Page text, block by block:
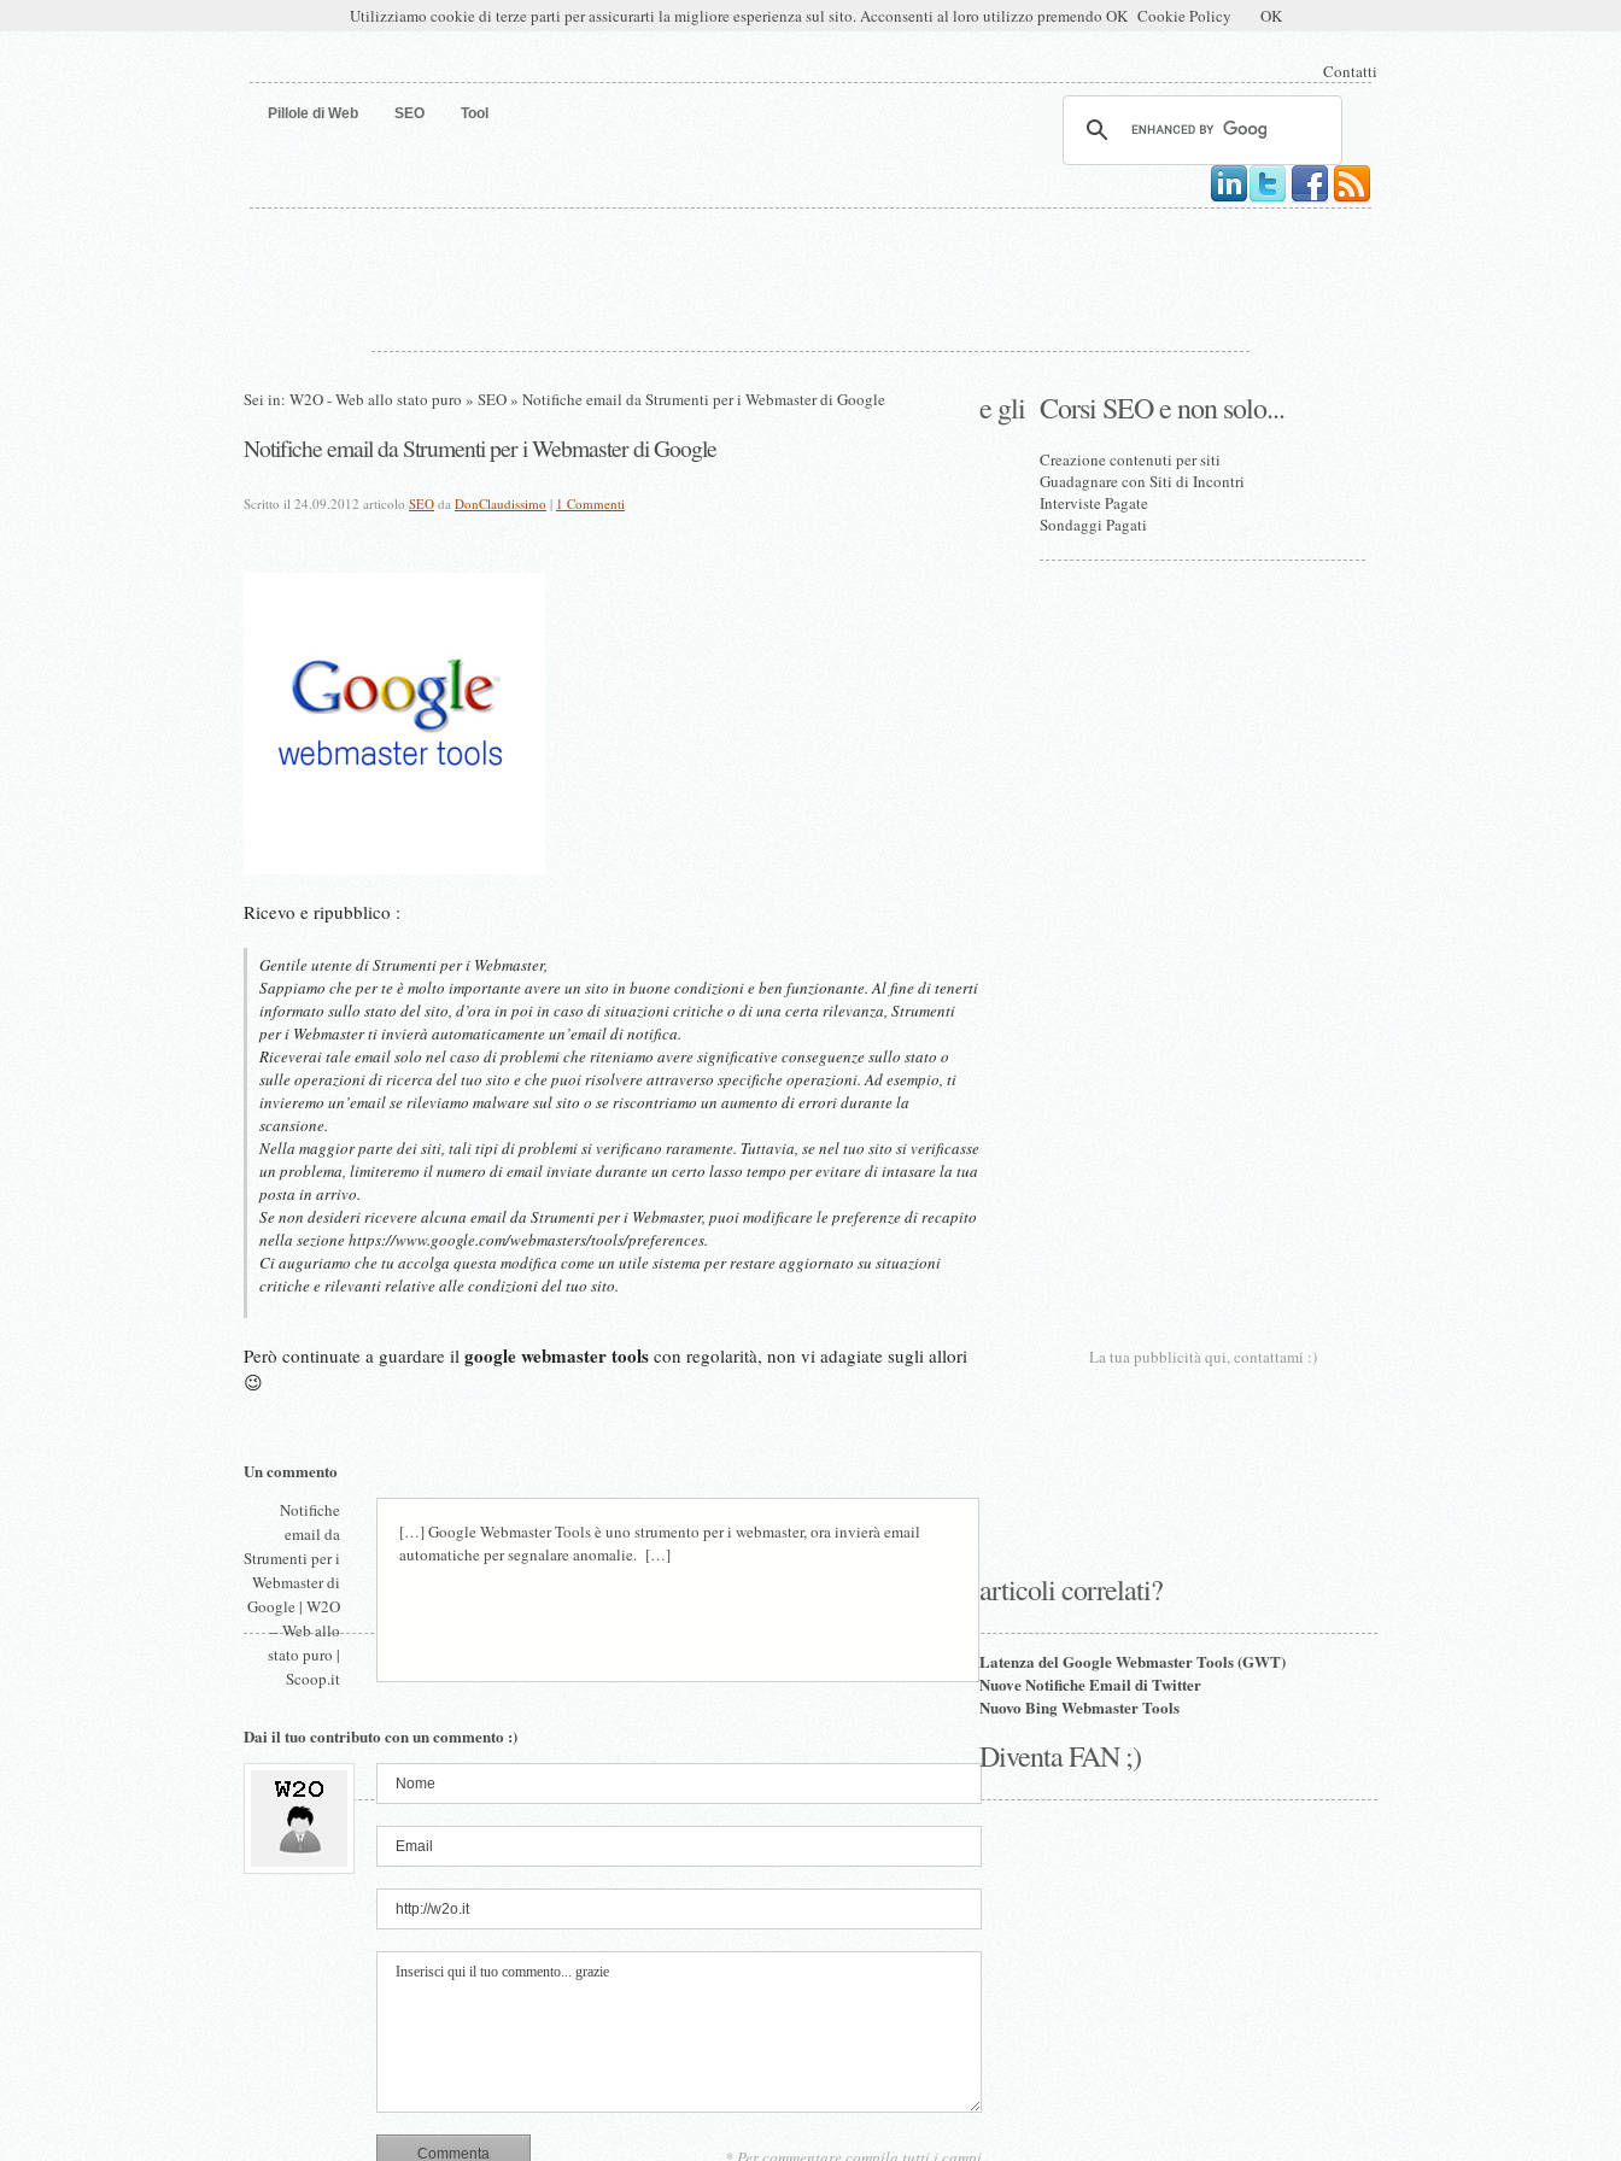
W2O – Web allo stato puro
Contatti
Pillole di Web SEO Tool
Sei in: W2O - Web allo stato puro » SEO» Notifiche email da Strumenti per i Webmaster di Google
Notifiche email da Strumenti per i Webmaster di Google
Scritto il 24.09.2012 articolo SEO da DonClaudissimo | 1 Commenti
Ricevo e ripubblico :
Gentile utente di Strumenti per i Webmaster,
Sappiamo che per te è molto importante avere un sito in buone condizioni e ben funzionante. Al fine di tenerti
informato sullo stato del sito, d’ora in poi in caso di situazioni critiche o di una certa rilevanza, Strumenti
per i Webmaster ti invierà automaticamente un’email di notifica.
Riceverai tale email solo nel caso di problemi che riteniamo avere significative conseguenze sullo stato o
sulle operazioni di ricerca del tuo sito e che puoi risolvere attraverso specifiche operazioni. Ad esempio, ti
invieremo un’email se rileviamo malware sul sito o se riscontriamo un aumento di errori durante la
scansione.
Nella maggior parte dei siti, tali tipi di problemi si verificano raramente. Tuttavia, se nel tuo sito si verificasse
un problema, limiteremo il numero di email inviate durante un certo lasso tempo per evitare di intasare la tua
posta in arrivo.
Se non desideri ricevere alcuna email da Strumenti per i Webmaster, puoi modificare le preferenze di recapito
nella sezione https://www.google.com/webmasters/tools/preferences.
Ci auguriamo che tu accolga questa modifica come un utile sistema per restare aggiornato su situazioni
critiche e rilevanti relative alle condizioni del tuo sito.
Però continuate a guardare il google webmaster tools con regolarità, non vi adagiate sugli allori
😉
Un commento
Notifiche
email da
Strumenti per i
Webmaster di
Google | W2O
– Web allo
stato puro |
Scoop.it
[…] Google Webmaster Tools è uno strumento per i webmaster, ora invierà email
automatiche per segnalare anomalie. […]
Dai il tuo contributo con un commento :)
Corsi SEO e non solo...
Creazione contenuti per siti
Guadagnare con Siti di Incontri
Interviste Pagate
Sondaggi Pagati
La tua pubblicità qui, contattami :)
e gli
articoli correlati?
Latenza del Google Webmaster Tools (GWT)
Nuove Notifiche Email di Twitter
Nuovo Bing Webmaster Tools
Diventa FAN ;)
Utilizziamo cookie di terze parti per assicurarti la migliore esperienza sul sito. Acconsenti al loro utilizzo premendo OK Cookie Policy OK